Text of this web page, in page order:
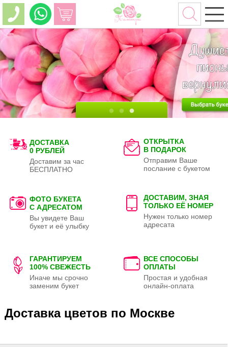
ДОСТАВКА
0 РУБЛЕЙ
Доставим за час
БЕСПЛАТНО
ОТКРЫТКА
В ПОДАРОК
Отправим Ваше
послание с букетом
ФОТО БУКЕТА
С АДРЕСАТОМ
Вы увидете Ваш
букет и её улыбку
ДОСТАВИМ, ЗНАЯ
ТОЛЬКО ЕЁ НОМЕР
Нужен только номер
адресата
ГАРАНТИРУЕМ
100% СВЕЖЕСТЬ
Иначе мы срочно
заменим букет
ВСЕ СПОСОБЫ
ОПЛАТЫ
Простая и удобная
онлайн-оплата
Доставка цветов по Москве